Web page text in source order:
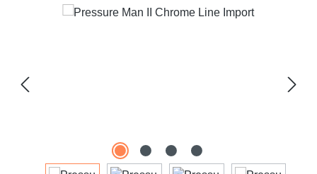
Bildergalerie überspringen